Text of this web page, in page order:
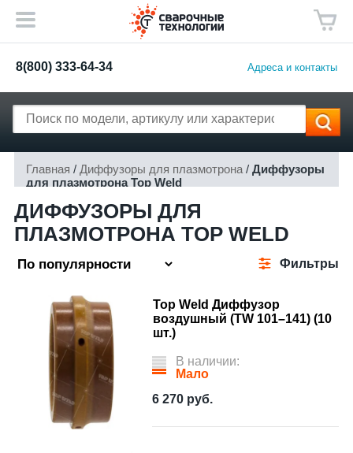
8(800) 333-64-34 Адреса и контакты
Главная / Диффузоры для плазмотрона / Диффузоры
для плазмотрона Top Weld
ДИФФУЗОРЫ ДЛЯ
ПЛАЗМОТРОНА TOP WELD
Фильтры
Top Weld Диффузор
воздушный (TW 101–141) (10
шт.)
В наличии:
Мало
6 270 руб.